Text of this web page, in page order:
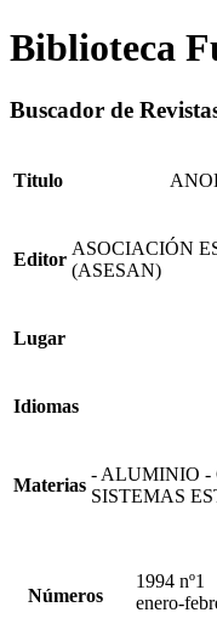
Biblioteca
Buscador de
Titulo
Editor
ASOCIACIÓN
(ASESAN)
Lugar
Idiomas
Materias
- ALUMINIO -
SISTEMAS
Números
1994 nº1
enero-